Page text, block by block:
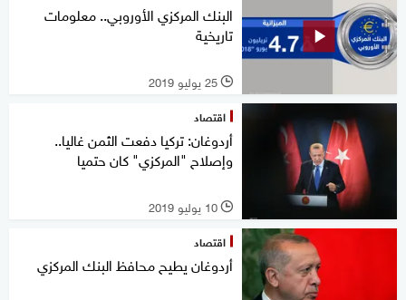
البنك المركزي الأوروبي.. معلومات
تاريخية
l 25 يوليو 2019
اقتصاد
أردوغان: تركيا دفعت الثمن غاليا..
وإصلاح "المركزي" كان حتميا
l 10 يوليو 2019
اقتصاد
أردوغان يطيح محافظ البنك المركزي